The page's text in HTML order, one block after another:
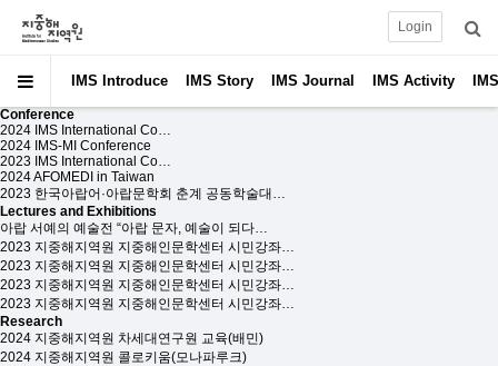
IMS Introduce IMS Story IMS Journal IMS Activity
Login
Conference
2024 IMS International Co…
2024 IMS-MI Conference
2023 IMS International Co…
2024 AFOMEDI in Taiwan
2023 한국아랍어·아랍문학회 춘계 공동학술대…
Lectures and Exhibitions
아랍 서예의 예술전 “아랍 문자, 예술이 되다…
2023 지중해지역원 지중해인문학센터 시민강좌…
2023 지중해지역원 지중해인문학센터 시민강좌…
2023 지중해지역원 지중해인문학센터 시민강좌…
2023 지중해지역원 지중해인문학센터 시민강좌…
Research
2024 지중해지역원 차세대연구원 교육(배민)
2024 지중해지역원 콜로키움(모나파루크)